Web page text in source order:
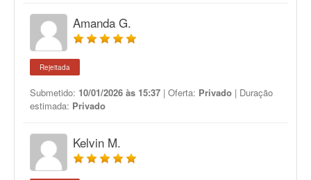
Amanda G.
Rejeitada
Submetido: 10/01/2026 às 15:37 | Oferta: Privado | Duração
estimada: Privado
Kelvin M.